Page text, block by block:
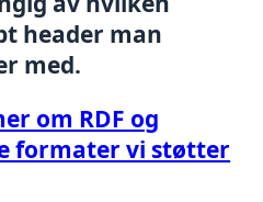
header man
med.
om RDF og
formater vi støtter